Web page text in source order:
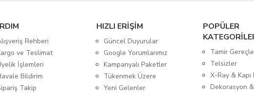
Rehberi
ve Teslimat
İşlemleri
Bildirim
Takip
HIZLI ERİŞİM
Güncel Duyurular
Google Yorumlarımız
Kampanyalı Paketler
Tükenmek Üzere
Yeni Gelenler
POPÜLER
Tamir
Telsizler
X-Ray &
Dekorasyon